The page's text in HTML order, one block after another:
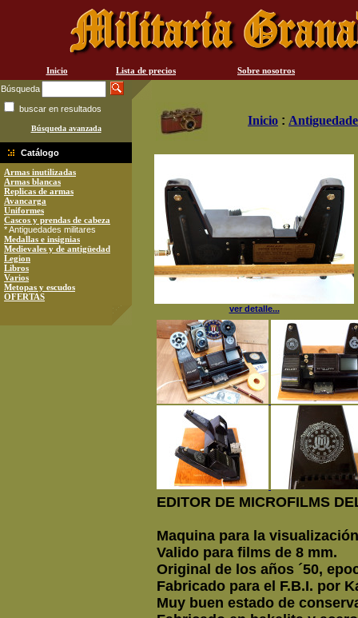
Inicio Lista de precios
Sobre nosotros
Búsqueda
buscar en resultados
Búsqueda avanzada
Catálogo
Armas inutilizadas
Armas blancas
Replicas de armas
Avancarga
Uniformes
Cascos y prendas de cabeza
* Antiguedades militares
Medallas e insignias
Medievales y de antigüedad
Legion
Libros
Varios
Metopas y escudos
OFERTAS
Inicio :
ver detalle...
EDITOR DE MICROFILMS
Maquina para la
Valido para films de 8 mm.
Original de los años ´50,
Fabricado para el F.B.I. por
Muy buen estado de